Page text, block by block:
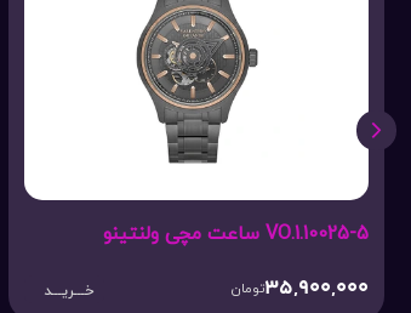
VO.1.10026-2 ساعت مچی ولنتینو
21,800,000تومان خـــریـــد